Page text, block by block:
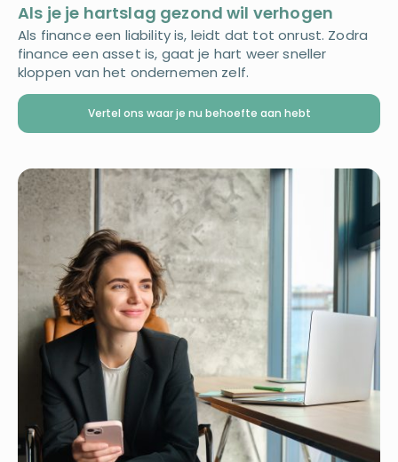
Als je je hartslag gezond wil verhogen
Als finance een liability is, leidt dat tot onrust. Zodra
finance een asset is, gaat je hart weer sneller
kloppen van het ondernemen zelf.
Vertel ons waar je nu behoefte aan hebt